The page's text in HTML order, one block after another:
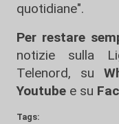
quotidiane".
Per restare
notizie sulla
Telenord, su
Youtube e su
Tags: